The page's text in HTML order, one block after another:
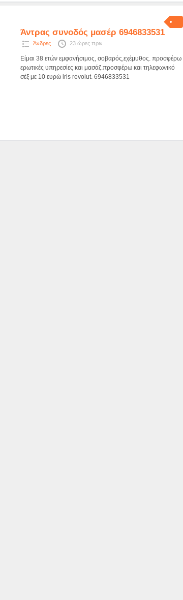
Άντρας συνοδός μασέρ 6946833531
Άνδρες 23 ώρες πριν
Είμαι 38 ετών εμφανήσιμος, σοβαρός,εχέμυθος. προσφέρω
ερωτικές υπηρεσίες και μασάζ.προσφέρω και τηλεφωνικό
σέξ με 10 ευρώ iris revolut. 6946833531